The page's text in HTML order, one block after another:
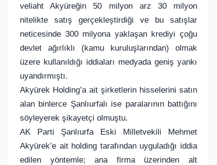
veliaht Akyüreğin 50 milyon arz 30 milyon
nitelikte satış gerçekleştirdiği ve bu satışlar
neticesinde 300 milyona yaklaşan krediyi çoğu
devlet ağırlıklı (kamu kuruluşlarından) olmak
üzere kullanıldığı iddiaları medyada geniş yankı
uyandırmıştı.
Akyürek Holding’a ait şirketlerin hisselerini satın
alan binlerce Şanlıurfalı ise paralarının battığını
söyleyerek şikayetçi olmuştu.
AK Parti Şanlıurfa Eski Milletvekili Mehmet
Akyürek’e ait holding tarafından uyguladığı iddia
edilen yöntemle; ana firma üzerinden alt